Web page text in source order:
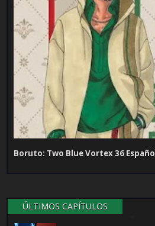
Boruto: Two Blue Vortex 36 Español
ÚLTIMOS CAPÍTULOS